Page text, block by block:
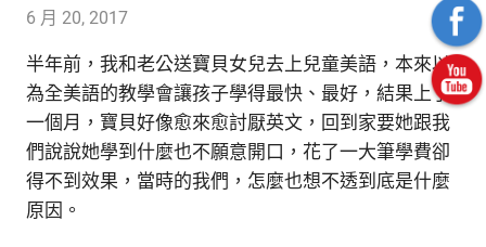
6 月 20, 2017
半年前，我和老公送寶貝女兒去上兒童美語，本來以
為全美語的教學會讓孩子學得最快、最好 ，結果上了
一個月，寶貝好像愈來愈討厭英文，回到家要她跟我
們說說她學到什麼也不願意開口，花了一大筆學費卻
得不到效果，當時的我們，怎麼也想不透到底是什麼
原因。